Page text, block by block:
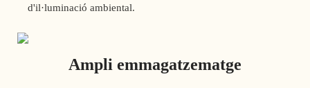
d'il·luminació ambiental.
Ampli emmagatzematge